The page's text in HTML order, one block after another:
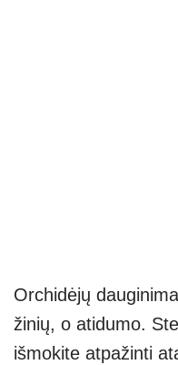
Orchidėjų
žinių, o atidumo.
išmokite atpažinti